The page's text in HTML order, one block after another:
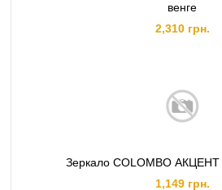
венге
2,310 грн.
Зеркало COLOMBO
1,149 грн.